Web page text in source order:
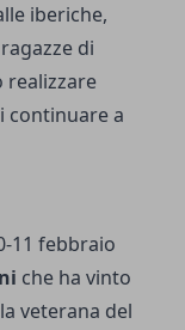
iberiche,
di
realizzare
continuare a
11 febbraio
che ha vinto
veterana del